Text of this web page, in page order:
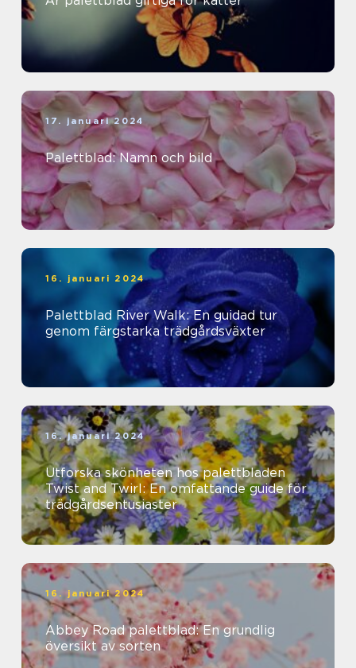
17. januari 2024
Palettblad: Namn och bild
16. januari 2024
Palettblad River Walk: En guidad tur
genom färgstarka trädgårdsväxter
16. januari 2024
Utforska skönheten hos palettbladen
Twist and Twirl: En omfattande guide för
trädgårdsentusiaster
16. januari 2024
Abbey Road palettblad: En grundlig
översikt av sorten